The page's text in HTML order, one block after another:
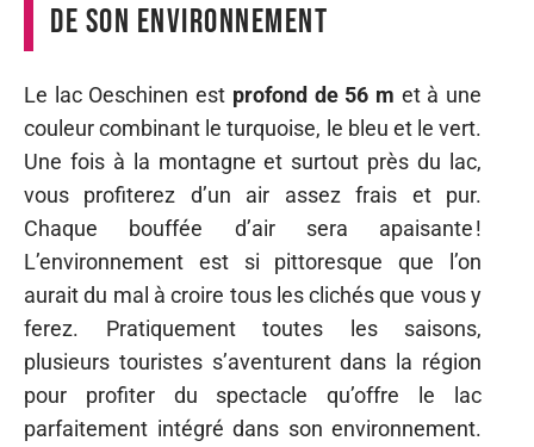
de son environnement
Le lac Oeschinen est profond de 56 m et à une
couleur combinant le turquoise, le bleu et le vert.
Une fois à la montagne et surtout près du lac,
vous profiterez d’un air assez frais et pur.
Chaque bouffée d’air sera apaisante !
L’environnement est si pittoresque que l’on
aurait du mal à croire tous les clichés que vous y
ferez. Pratiquement toutes les saisons,
plusieurs touristes s’aventurent dans la région
pour profiter du spectacle qu’offre le lac
parfaitement intégré dans son environnement.